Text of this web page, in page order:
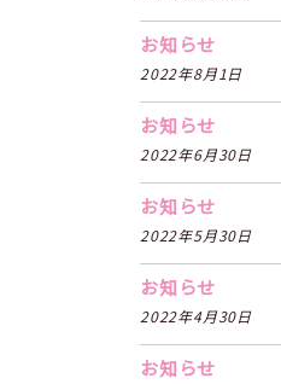
お知らせ
2022年8月1日
お知らせ
2022年6月30日
お知らせ
2022年5月30日
お知らせ
2022年4月30日
お知らせ